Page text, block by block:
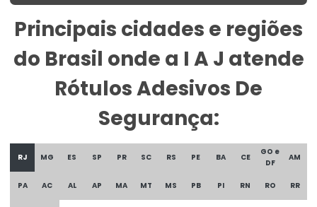
Etiqueta Para Produtos Congelados
Etiqueta Para Roupas Personalizadas
Etiqueta Promocional Para Balcão De Vendas
Etiqueta Térmica Para Embalagens De Alimentos
Etiqueta Térmica Para Impressão
Principais cidades e regiões
do Brasil onde a I A J atende
Rótulos Adesivos De
Segurança:
RJ MG ES SP PR SC RS PE BA CE
GO e
DF
AM
PA AC AL AP MA MT MS PB PI RN RO RR